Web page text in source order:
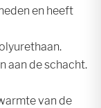
en heeft
aan de schacht.
van de